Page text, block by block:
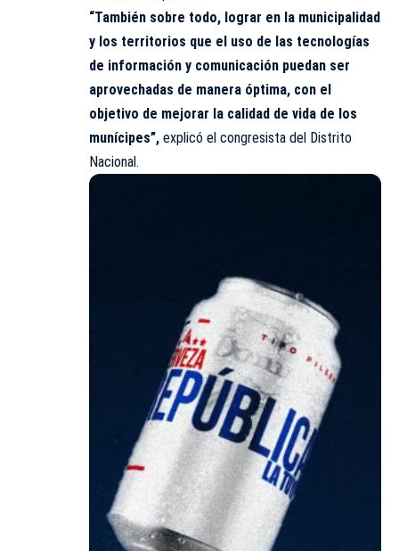
“También sobre todo, lograr en la municipalidad
y los territorios que el uso de las tecnologías
de información y comunicación puedan ser
aprovechadas de manera óptima, con el
objetivo de mejorar la calidad de vida de los
munícipes”, explicó el congresista del Distrito
Nacional.